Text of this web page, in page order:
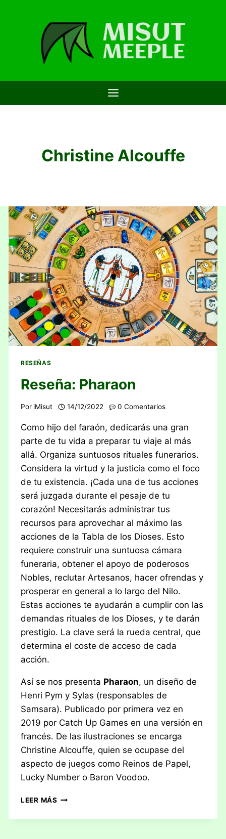
Christine Alcouffe
RESEÑAS
Reseña: Pharaon
Por iMisut 14/12/2022 0 Comentarios
Como hijo del faraón, dedicarás una gran
parte de tu vida a preparar tu viaje al más
allá. Organiza suntuosos rituales funerarios.
Considera la virtud y la justicia como el foco
de tu existencia. ¡Cada una de tus acciones
será juzgada durante el pesaje de tu
corazón! Necesitarás administrar tus
recursos para aprovechar al máximo las
acciones de la Tabla de los Dioses. Esto
requiere construir una suntuosa cámara
funeraria, obtener el apoyo de poderosos
Nobles, reclutar Artesanos, hacer ofrendas y
prosperar en general a lo largo del Nilo.
Estas acciones te ayudarán a cumplir con las
demandas rituales de los Dioses, y te darán
prestigio. La clave será la rueda central, que
determina el coste de acceso de cada
acción.
Así se nos presenta Pharaon, un diseño de
Henri Pym y Sylas (responsables de
Samsara). Publicado por primera vez en
2019 por Catch Up Games en una versión en
francés. De las ilustraciones se encarga
Christine Alcouffe, quien se ocupase del
aspecto de juegos como Reinos de Papel,
Lucky Number o Baron Voodoo.
LEER MÁS RESEÑA: